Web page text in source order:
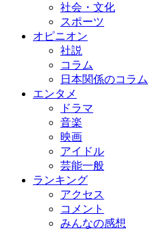
社会・文化
スポーツ
オピニオン
社説
コラム
日本関係のコラム
エンタメ
ドラマ
音楽
映画
アイドル
芸能一般
ランキング
アクセス
コメント
みんなの感想